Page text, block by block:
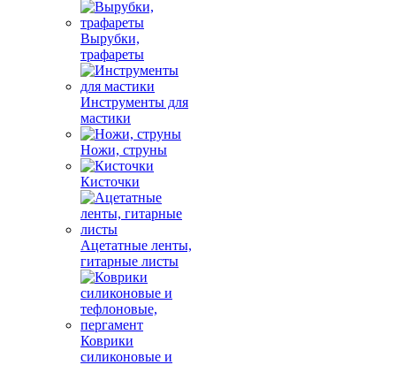
Вырубки,
трафареты
Инструменты для
мастики
Ножи, струны
Кисточки
Ацетатные ленты,
гитарные листы
Коврики
силиконовые и